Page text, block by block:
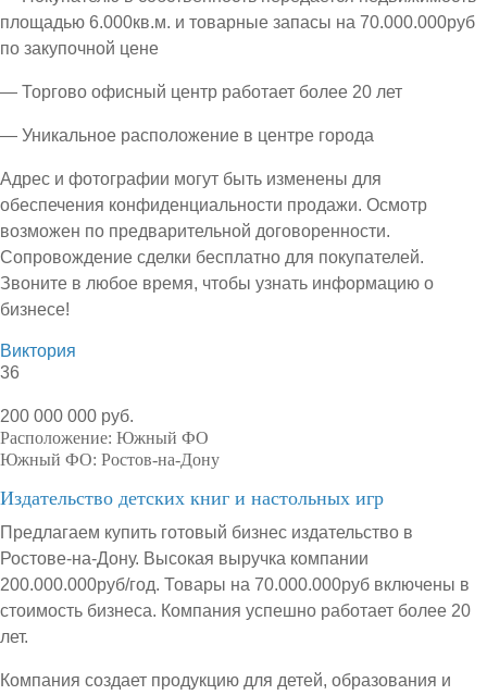
площадью 6.000кв.м. и товарные запасы на 70.000.000руб
по закупочной цене
— Торгово офисный центр работает более 20 лет
— Уникальное расположение в центре города
Адрес и фотографии могут быть изменены для
обеспечения конфиденциальности продажи. Осмотр
возможен по предварительной договоренности.
Сопровождение сделки бесплатно для покупателей.
Звоните в любое время, чтобы узнать информацию о
бизнесе!
Виктория
36
200 000 000 руб.
Расположение: Южный ФО
Южный ФО: Ростов-на-Дону
Издательство детских книг и настольных игр
Предлагаем купить готовый бизнес издательство в
Ростове-на-Дону. Высокая выручка компании
200.000.000руб/год. Товары на 70.000.000руб включены в
стоимость бизнеса. Компания успешно работает более 20
лет.
Компания создает продукцию для детей, образования и